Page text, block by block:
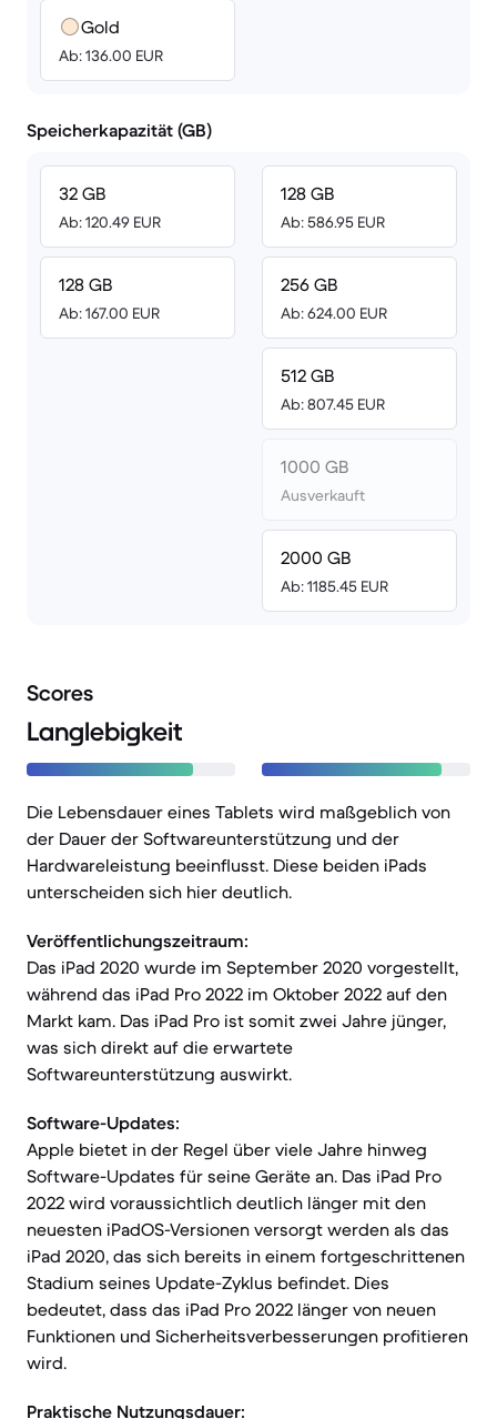
Gold
Ab: 136.00 EUR
Speicherkapazität (GB)
32 GB
Ab: 120.49 EUR
128 GB
Ab: 167.00 EUR
128 GB
Ab: 586.95 EUR
256 GB
Ab: 624.00 EUR
512 GB
Ab: 807.45 EUR
1000 GB
Ausverkauft
2000 GB
Ab: 1185.45 EUR
Scores
Langlebigkeit
Die Lebensdauer eines Tablets wird maßgeblich von
der Dauer der Softwareunterstützung und der
Hardwareleistung beeinflusst. Diese beiden iPads
unterscheiden sich hier deutlich.
Veröffentlichungszeitraum:
Das iPad 2020 wurde im September 2020 vorgestellt,
während das iPad Pro 2022 im Oktober 2022 auf den
Markt kam. Das iPad Pro ist somit zwei Jahre jünger,
was sich direkt auf die erwartete
Softwareunterstützung auswirkt.
Software-Updates:
Apple bietet in der Regel über viele Jahre hinweg
Software-Updates für seine Geräte an. Das iPad Pro
2022 wird voraussichtlich deutlich länger mit den
neuesten iPadOS-Versionen versorgt werden als das
iPad 2020, das sich bereits in einem fortgeschrittenen
Stadium seines Update-Zyklus befindet. Dies
bedeutet, dass das iPad Pro 2022 länger von neuen
Funktionen und Sicherheitsverbesserungen profitieren
wird.
Praktische Nutzungsdauer: